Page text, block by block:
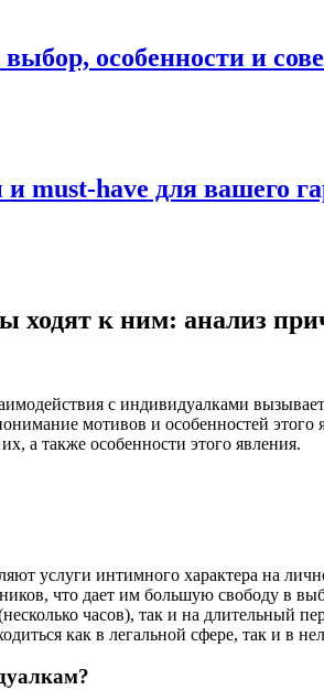
особенности и
must-have для вашего
к ним: анализ
с индивидуалками
мотивов и особенностей этого
а также особенности этого явления.
услуги интимного характера на
что дает им большую свободу в
часов), так и на
как в легальной сфере, так и в